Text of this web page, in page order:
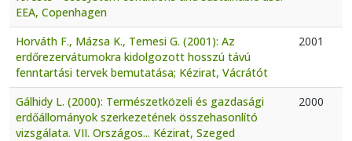
EEA, Copenhagen
Horváth F., Mázsa K., Temesi G. (2001): Az
erdőrezervátumokra kidolgozott hosszú távú
fenntartási tervek bemutatása; Kézirat, Vácrátót
2001
Gálhidy L. (2000): Természetközeli és gazdasági
erdőállományok szerkezetének összehasonlító
vizsgálata. VII. Országos... Kézirat, Szeged
2000